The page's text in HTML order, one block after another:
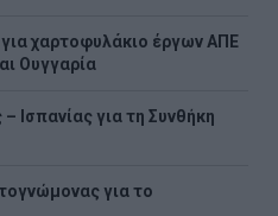
χαρτοφυλάκιο έργων ΑΠΕ
Ουγγαρία
– Ισπανίας για τη Συνθήκη
για το